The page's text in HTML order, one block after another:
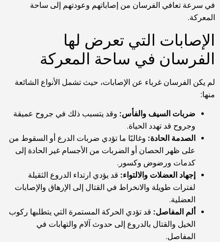
في سرعة تعافي الفرسان من إصاباتهم وعودتهم إلى ساحة
المعركة.
الإصابات التي تعرض لها
الفرسان في ساحة المعركة
لم يكن الفرسان غرباء عن الإصابات، حيث تشمل الأنواع الشائعة
منها:
ضربات السيف والفأس: وقد يتسبب ذلك في جروح عميقة
وجروح قد تهدد الحياة.
الصدمة الحادة: وغالبًا ما تؤدي ضربات الدرع أو السقوط من
على ظهر الحصان أو الضربات من الأجسام غير الحادة إلى
كدمات ورضوض وكسور.
إجهاد العضلات والالتواء: قد يؤدي ارتداء الدروع الثقيلة
لفترات طويلة والانخراط في القتال إلى الإرهاق والإصابات
العضلية.
ألم المفاصل: قد تؤدي الحركة المستمرة التي يتطلبها ركوب
الخيل والقتال بالدروع إلى حدوث آلام والتهابات في
المفاصل.